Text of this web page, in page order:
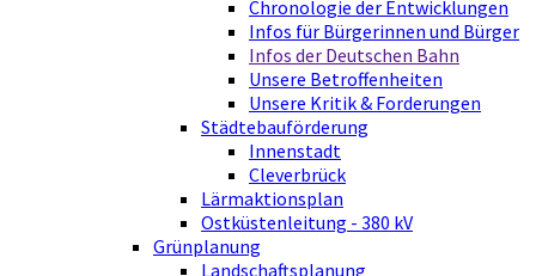
Chronologie der Entwicklungen
Infos für Bürgerinnen und Bürger
Infos der Deutschen Bahn
Unsere Betroffenheiten
Unsere Kritik & Forderungen
Städtebauförderung
Innenstadt
Cleverbrück
Lärmaktionsplan
Ostküstenleitung - 380 kV
Grünplanung
Landschaftsplanung